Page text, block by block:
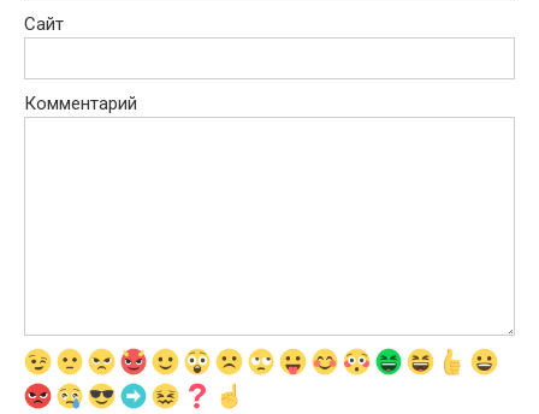
Сайт
Комментарий